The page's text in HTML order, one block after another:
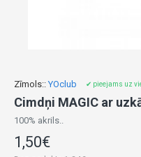
Zīmols:: YOclub ✔ pieejams uz
100% akrils..
1,50€